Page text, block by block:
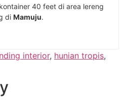
40 feet di area lereng
di Mamuju.
interior, hunian tropis,